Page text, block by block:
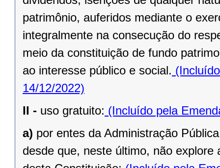
patrimônio, auferidos mediante o
integralmente na consecução do
meio da constituição de fundo
ao interesse público e social.
14/12/2022)
II - uso gratuito: (Incluído pela
a) por entes da Administração
desde que, neste último, não